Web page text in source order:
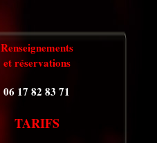
Renseignements
et réservations
06 17 82 83 71
TARIFS